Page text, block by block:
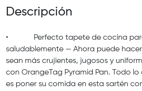
Descripción
• Perfecto tapete de cocina
saludablemente — Ahora puede
sean más crujientes, jugosos y
con OrangeTag Pyramid Pan. Todo
es poner su comida en esta sartén